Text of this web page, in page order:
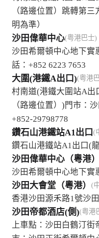
（路邊位置）跳轉第
明為準）
沙田偉華中心(粤港巴士)
沙田希爾頓中心地下實
話：+852 6223 7653
大圍(港鐵A出口)(粤港
村南道(港鐵大圍站A出
（路邊位置）)門市：
+852-29798778
鑽石山港鐵站A1出口(
鑽石山港鐵站A1出口(
沙田偉華中心（粵港）
沙田希爾頓中心地下實
沙田大會堂（粵港） (
香港沙田源禾路1號沙
沙田帝都酒店(側)(粤港
上車點：沙田白鶴汀街